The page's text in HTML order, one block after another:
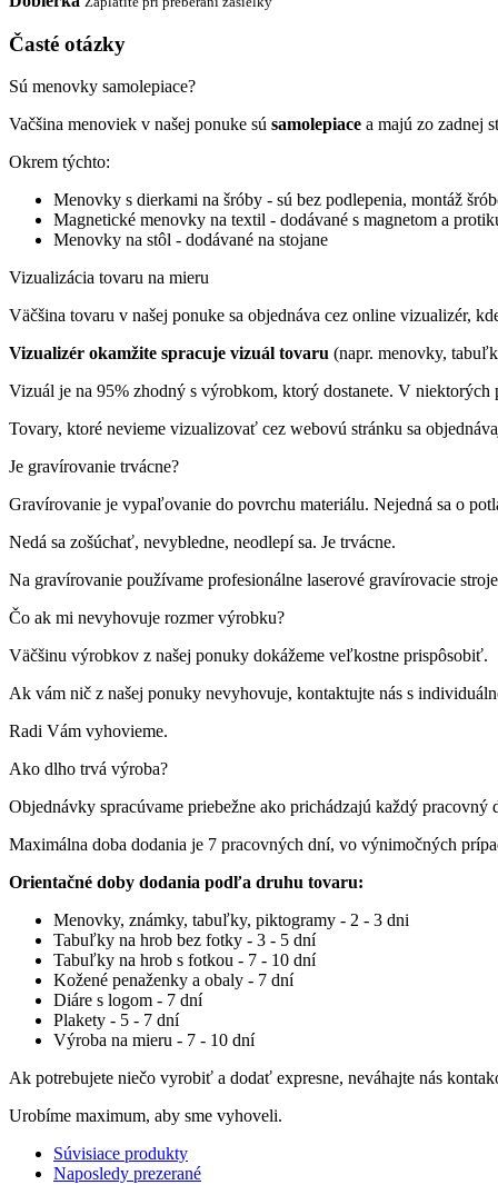
Časté otázky
Sú menovky samolepiace?
Vačšina menoviek v našej ponuke sú samolepiace a majú zo zadnej
Okrem týchto:
Menovky s dierkami na šróby - sú bez podlepenia, montáž
Magnetické menovky na textil - dodávané s magnetom a
Menovky na stôl - dodávané na stojane
Vizualizácia tovaru na mieru
Väčšina tovaru v našej ponuke sa objednáva cez online vizualizér,
Vizualizér okamžite spracuje vizuál tovaru (napr. menovky,
Vizuál je na 95% zhodný s výrobkom, ktorý dostanete. V
Tovary, ktoré nevieme vizualizovať cez webovú stránku sa
Je gravírovanie trvácne?
Gravírovanie je vypaľovanie do povrchu materiálu. Nejedná sa o
Nedá sa zošúchať, nevybledne, neodlepí sa. Je trvácne.
Na gravírovanie používame profesionálne laserové gravírovacie
Čo ak mi nevyhovuje rozmer výrobku?
Väčšinu výrobkov z našej ponuky dokážeme veľkostne prispôsobiť.
Ak vám nič z našej ponuky nevyhovuje, kontaktujte nás s
Radi Vám vyhovieme.
Ako dlho trvá výroba?
Objednávky spracúvame priebežne ako prichádzajú každý pracovný
Maximálna doba dodania je 7 pracovných dní, vo výnimočných
Orientačné doby dodania podľa druhu tovaru:
Menovky, známky, tabuľky, piktogramy - 2 - 3 dni
Tabuľky na hrob bez fotky - 3 - 5 dní
Tabuľky na hrob s fotkou - 7 - 10 dní
Kožené penaženky a obaly - 7 dní
Diáre s logom - 7 dní
Plakety - 5 - 7 dní
Výroba na mieru - 7 - 10 dní
Ak potrebujete niečo vyrobiť a dodať expresne, neváhajte nás
Urobíme maximum, aby sme vyhoveli.
Súvisiace produkty
Naposledy prezerané